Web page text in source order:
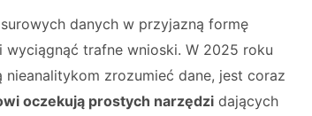
danych w przyjazną formę
trafne wnioski. W 2025 roku
zrozumieć dane, jest coraz
oczekują prostych narzędzi dających